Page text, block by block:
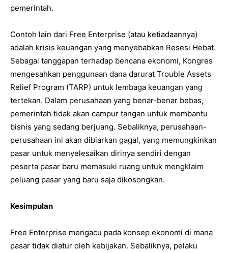
pemerintah.
Contoh lain dari Free Enterprise (atau ketiadaannya)
adalah krisis keuangan yang menyebabkan Resesi Hebat.
Sebagai tanggapan terhadap bencana ekonomi, Kongres
mengesahkan penggunaan dana darurat Trouble Assets
Relief Program (TARP) untuk lembaga keuangan yang
tertekan. Dalam perusahaan yang benar-benar bebas,
pemerintah tidak akan campur tangan untuk membantu
bisnis yang sedang berjuang. Sebaliknya, perusahaan-
perusahaan ini akan dibiarkan gagal, yang memungkinkan
pasar untuk menyelesaikan dirinya sendiri dengan
peserta pasar baru memasuki ruang untuk mengklaim
peluang pasar yang baru saja dikosongkan.
Kesimpulan
Free Enterprise mengacu pada konsep ekonomi di mana
pasar tidak diatur oleh kebijakan. Sebaliknya, pelaku